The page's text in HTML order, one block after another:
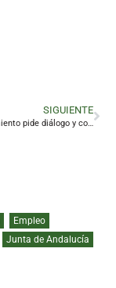
SIGUIENTE
El Ayuntamiento pide diálogo y confía en un acuerdo que pacifique al Linares
Empleo
Junta de Andalucía